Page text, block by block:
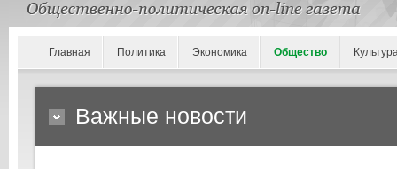
Главная Политика Экономика Общество
Важные новости